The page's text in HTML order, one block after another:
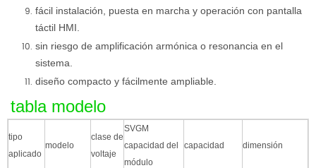
fácil instalación, puesta en marcha y operación con pantalla
táctil HMI.
sin riesgo de amplificación armónica o resonancia en el
sistema.
diseño compacto y fácilmente ampliable.
tabla modelo
tipo
aplicado
modelo
clase de
voltaje
SVGM
capacidad del
módulo
capacidad dimensión